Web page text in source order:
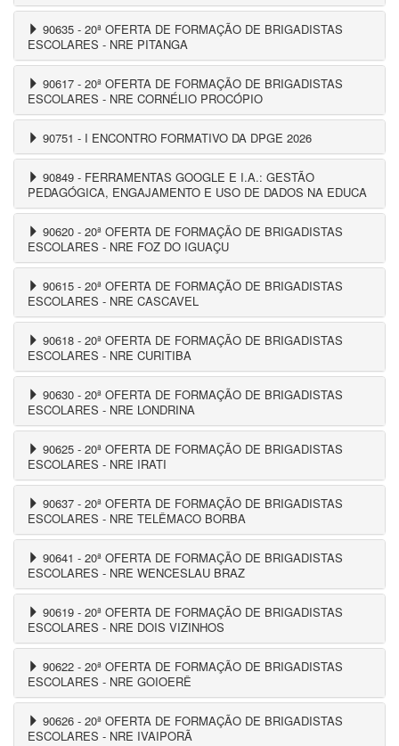
90635 - 20ª OFERTA DE FORMAÇÃO DE BRIGADISTAS
ESCOLARES - NRE PITANGA
90617 - 20ª OFERTA DE FORMAÇÃO DE BRIGADISTAS
ESCOLARES - NRE CORNÉLIO PROCÓPIO
90751 - I ENCONTRO FORMATIVO DA DPGE 2026
90849 - FERRAMENTAS GOOGLE E I.A.: GESTÃO
PEDAGÓGICA, ENGAJAMENTO E USO DE DADOS NA EDUCA
90620 - 20ª OFERTA DE FORMAÇÃO DE BRIGADISTAS
ESCOLARES - NRE FOZ DO IGUAÇU
90615 - 20ª OFERTA DE FORMAÇÃO DE BRIGADISTAS
ESCOLARES - NRE CASCAVEL
90618 - 20ª OFERTA DE FORMAÇÃO DE BRIGADISTAS
ESCOLARES - NRE CURITIBA
90630 - 20ª OFERTA DE FORMAÇÃO DE BRIGADISTAS
ESCOLARES - NRE LONDRINA
90625 - 20ª OFERTA DE FORMAÇÃO DE BRIGADISTAS
ESCOLARES - NRE IRATI
90637 - 20ª OFERTA DE FORMAÇÃO DE BRIGADISTAS
ESCOLARES - NRE TELÊMACO BORBA
90641 - 20ª OFERTA DE FORMAÇÃO DE BRIGADISTAS
ESCOLARES - NRE WENCESLAU BRAZ
90619 - 20ª OFERTA DE FORMAÇÃO DE BRIGADISTAS
ESCOLARES - NRE DOIS VIZINHOS
90622 - 20ª OFERTA DE FORMAÇÃO DE BRIGADISTAS
ESCOLARES - NRE GOIOERÊ
90626 - 20ª OFERTA DE FORMAÇÃO DE BRIGADISTAS
ESCOLARES - NRE IVAIPORÃ